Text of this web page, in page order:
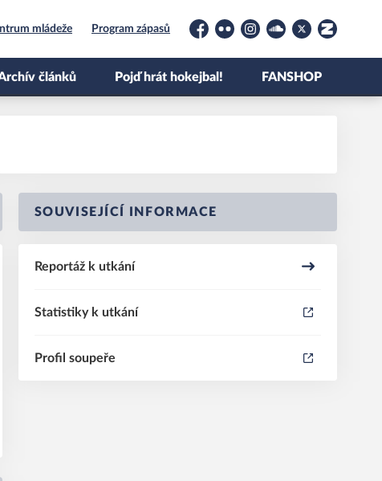
mládeže Program zápasů
Facebook
FlickrInstagramSoundcloud
Platform XZonerama
článků Pojď hrát hokejbal! FANSHOP
SOUVISEJÍCÍ INFORMACE
Reportáž k utkání
Statistiky k utkání
Profil soupeře